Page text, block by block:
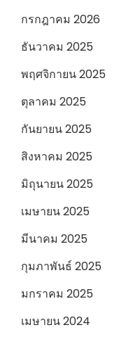
กรกฎาคม 2026
ธันวาคม 2025
พฤศจิกายน 2025
ตุลาคม 2025
กันยายน 2025
สิงหาคม 2025
มิถุนายน 2025
เมษายน 2025
มีนาคม 2025
กุมภาพันธ์ 2025
มกราคม 2025
เมษายน 2024